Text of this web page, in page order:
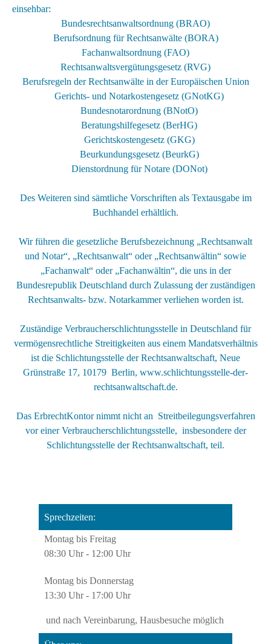
einsehbar:
Bundesrechtsanwaltsordnung (BRAO)
Berufsordnung für Rechtsanwälte (BORA)
Fachanwaltsordnung (FAO)
Rechtsanwaltsvergütungsgesetz (RVG)
Berufsregeln der Rechtsanwälte in der Europäischen Union
Gerichts- und Notarkostengesetz (GNotKG)
Bundesnotarordnung (BNotO)
Beratungshilfegesetz (BerHG)
Gerichtskostengesetz (GKG)
Beurkundungsgesetz (BeurkG)
Dienstordnung für Notare (DONot)
Des Weiteren sind sämtliche Vorschriften als Textausgabe im
Buchhandel erhältlich.
Wir führen die gesetzliche Berufsbezeichnung „Rechtsanwalt
und Notar“, „Rechtsanwalt“ oder „Rechtsanwältin“ sowie
„Fachanwalt“ oder „Fachanwältin“, die uns in der
Bundesrepublik Deutschland durch Zulassung der zuständigen
Rechtsanwalts- bzw. Notarkammer verliehen worden ist.
Zuständige Verbraucherschlichtungsstelle in Deutschland für
vermögensrechtliche Streitigkeiten aus einem Mandatsverhältnis
ist die Schlichtungsstelle der Rechtsanwaltschaft, Neue
Grünstraße 17, 10179 Berlin, www.schlichtungsstelle-der-
rechtsanwaltschaft.de.
Das ErbrechtKontor nimmt nicht an Streitbeilegungsverfahren
vor einer Verbraucherschlichtungsstelle, insbesondere der
Schlichtungsstelle der Rechtsanwaltschaft, teil.
Montag bis Freitag
08:30 Uhr - 12:00 Uhr
Sprechzeiten:
Montag bis Donnerstag
13:30 Uhr - 17:00 Uhr
und nach Vereinbarung, Hausbesuche möglich